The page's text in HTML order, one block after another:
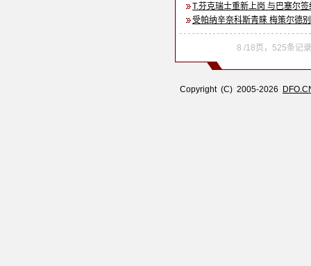
T.芬克瑞士重新上岗 与巴塞尔
受帕纳辛奈科斯青睐 梅策尔德
8 /18页，525条记
Copyright (C) 2005-2026